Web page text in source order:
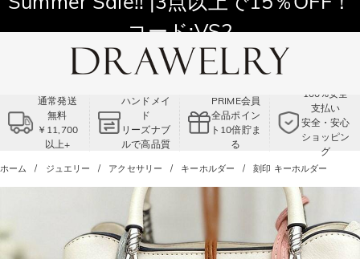
コード:VS2
通常発送
無料
￥11,700
以上+
ハンドメイ
ド
リーズナブ
ルで高品質
PRIME会員
全品ポイン
ト10倍貯ま
る
100%安全
支払い
安全・安心
ショッピン
グ
ホーム ジュエリー アクセサリー キーホルダー 刻印 キーホルダー